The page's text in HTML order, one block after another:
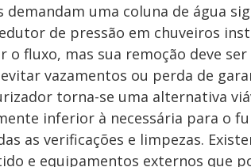
demandam uma coluna de água
de pressão em chuveiros
o fluxo, mas sua remoção deve
vazamentos ou perda de
torna-se uma alternativa
inferior à necessária para o
as verificações e limpezas.
e equipamentos externos que